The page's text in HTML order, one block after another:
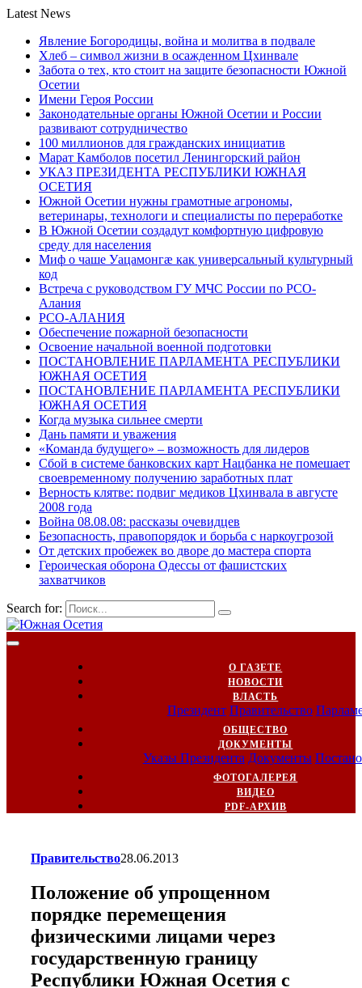
Latest News
Явление Богородицы, война и молитва в подвале
Хлеб – символ жизни в осажденном Цхинвале
Забота о тех, кто стоит на защите безопасности Южной
Осетии
Имени Героя России
Законодательные органы Южной Осетии и России
развивают сотрудничество
100 миллионов для гражданских инициатив
Марат Камболов посетил Ленингорский район
УКАЗ ПРЕЗИДЕНТА РЕСПУБЛИКИ ЮЖНАЯ
ОСЕТИЯ
Южной Осетии нужны грамотные агрономы,
ветеринары, технологи и специалисты по переработке
В Южной Осетии создадут комфортную цифровую
среду для населения
Миф о чаше Уацамонгæ как универсальный культурный
код
Встреча с руководством ГУ МЧС России по РСО-
Алания
РСО-АЛАНИЯ
Обеспечение пожарной безопасности
Освоение начальной военной подготовки
ПОСТАНОВЛЕНИЕ ПАРЛАМЕНТА РЕСПУБЛИКИ
ЮЖНАЯ ОСЕТИЯ
ПОСТАНОВЛЕНИЕ ПАРЛАМЕНТА РЕСПУБЛИКИ
ЮЖНАЯ ОСЕТИЯ
Когда музыка сильнее смерти
Дань памяти и уважения
«Команда будущего» – возможность для лидеров
Сбой в системе банковских карт Нацбанка не помешает
своевременному получению заработных плат
Верность клятве: подвиг медиков Цхинвала в августе
2008 года
Война 08.08.08: рассказы очевидцев
Безопасность, правопорядок и борьба с наркоугрозой
От детских пробежек во дворе до мастера спорта
Героическая оборона Одессы от фашистских
захватчиков
Search for:
О ГАЗЕТЕ
НОВОСТИ
ВЛАСТЬ
Президент Правительство
ОБЩЕСТВО
ДОКУМЕНТЫ
Указы Президента Документы
ФОТОГАЛЕРЕЯ
ВИДЕО
PDF-АРХИВ
Правительство28.06.2013
Положение об упрощенном
порядке перемещения
физическими лицами через
государственную границу
Республики Южная Осетия с